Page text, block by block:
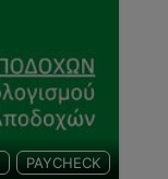
PAYCHECK